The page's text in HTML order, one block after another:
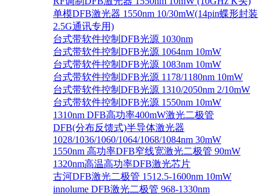
单模DFB激光器 1550nm 10/30mW(14pin蝶形封装
2.5G通讯专用)
台式带软件控制DFB光源 1030nm
台式带软件控制DFB光源 1064nm 10mW
台式带软件控制DFB光源 1083nm 10mW
台式带软件控制DFB光源 1178/1180nm 10mW
台式带软件控制DFB光源 1310/2050nm 2/10mW
台式带软件控制DFB光源 1550nm 10mW
1310nm DFB高功率400mW激光二极管
DFB(分布反馈式)半导体激光器
1028/1036/1060/1064/1068/1084nm 30mW
1550nm 高功率DFB窄线宽激光二极管 90mW
1320nm高温高功率DFB激光芯片
古河DFB激光二极管 1512.5-1600nm 10mW
innolume DFB激光二极管 968-1330nm